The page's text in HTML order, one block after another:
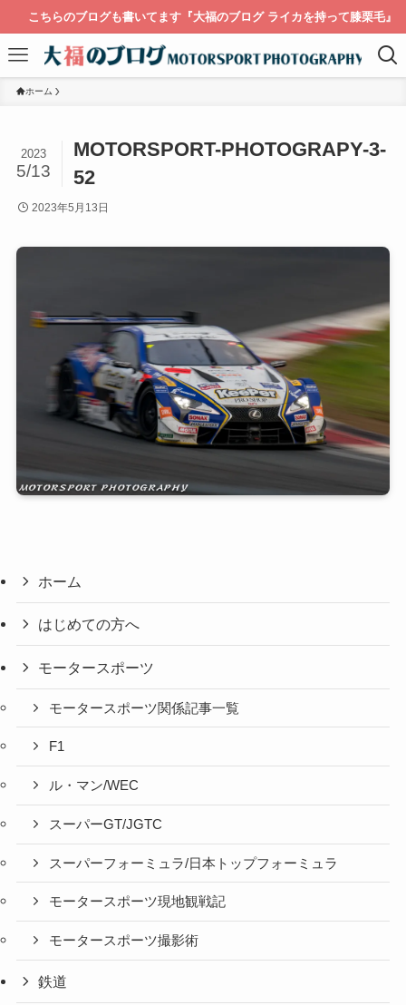
こちらのブログも書いてます『大福のブログ ライカを持って膝栗毛』
ホーム
MOTORSPORT-PHOTOGRAPY-3-
52
2023
5/13
2023年5月13日
ホーム
はじめての方へ
モータースポーツ
モータースポーツ関係記事一覧
F1
ル・マン/WEC
スーパーGT/JGTC
スーパーフォーミュラ/日本トップフォーミュラ
モータースポーツ現地観戦記
モータースポーツ撮影術
鉄道